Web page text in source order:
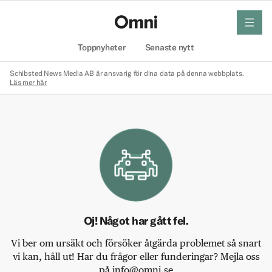
Toppnyheter Senaste nytt
meny
Schibsted News Media AB är ansvarig för dina data på denna webbplats.
Läs mer här
Oj! Något har gått fel.
Vi ber om ursäkt och försöker åtgärda problemet så snart
vi kan, håll ut! Har du frågor eller funderingar? Mejla oss